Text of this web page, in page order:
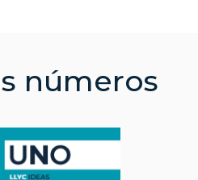
números